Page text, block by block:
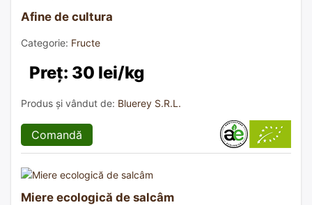
Afine de cultura
Categorie: Fructe
Preț: 30 lei/kg
Produs și vândut de: Bluerey S.R.L.
Comandă
Miere ecologică de salcâm